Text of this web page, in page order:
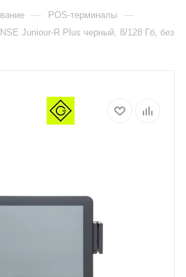
— POS-терминалы —
Juniour-R Plus черный, 8/128 Гб, без